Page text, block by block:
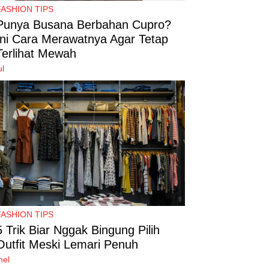
TIPS
Busana Berbahan Cupro?
Cara Merawatnya Agar Tetap
Mewah
TIPS
Trik Biar Nggak Bingung Pilih
Meski Lemari Penuh